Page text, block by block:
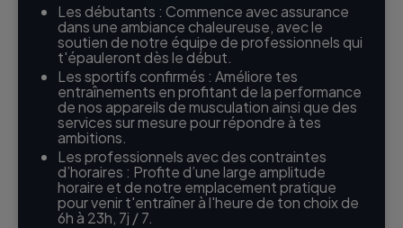
Les débutants : Commence avec assurance
dans une ambiance chaleureuse, avec le
soutien de notre équipe de professionnels qui
t'épauleront dès le début.
Les sportifs confirmés : Améliore tes
entraînements en profitant de la performance
de nos appareils de musculation ainsi que des
services sur mesure pour répondre à tes
ambitions.
Les professionnels avec des contraintes
d’horaires : Profite d’une large amplitude
horaire et de notre emplacement pratique
pour venir t'entraîner à l'heure de ton choix de
6h à 23h, 7j / 7.